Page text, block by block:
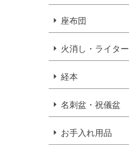
座布団
火消し・ライター
経本
名刺盆・祝儀盆
お手入れ用品